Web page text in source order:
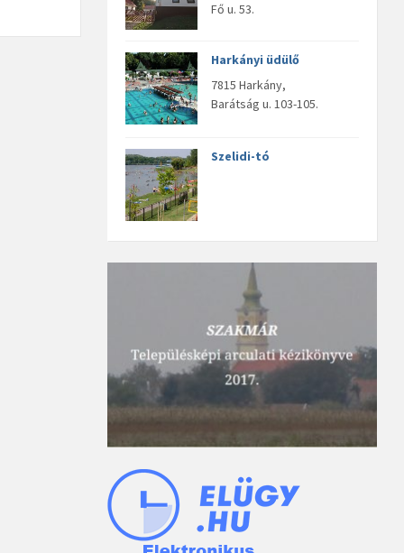
Fő u. 53.
Harkányi üdülő
7815 Harkány,
Barátság u. 103-105.
Szelidi-tó